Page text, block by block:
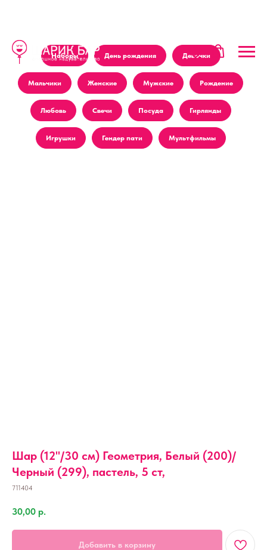
Наборы День рождения Девочки
Мальчики Женские Мужские Рождение
Любовь Свечи Посуда Гирлянды
Игрушки Гендер пати Мультфильмы
Шар (12''/30 см) Геометрия, Белый (200)/
Черный (299), пастель, 5 ст,
711404
30,00 р.
Добавить в корзину